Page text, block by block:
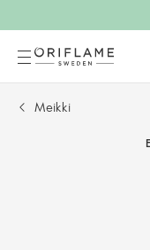
Meikki